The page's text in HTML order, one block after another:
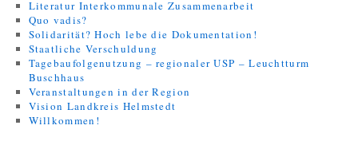
Literatur Interkommunale Zusammenarbeit
Quo vadis?
Solidarität? Hoch lebe die Dokumentation!
Staatliche Verschuldung
Tagebaufolgenutzung – regionaler USP – Leuchtturm
Buschhaus
Veranstaltungen in der Region
Vision Landkreis Helmstedt
Willkommen!